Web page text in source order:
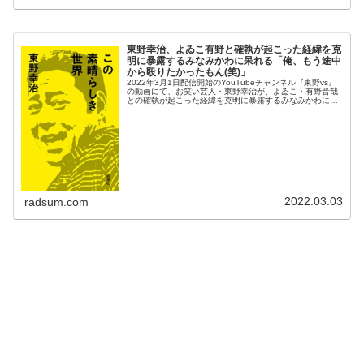
東野幸治、よゐこ有野と確執が起こった経緯を克
明に暴露するみなみかわに呆れる「俺、もう途中
から殴りたかったもん(笑)」
2022年3月1日配信開始のYouTubeチャンネル『東野vs』
の動画にて、お笑い芸人・東野幸治が、よゐこ・有野晋哉
との確執が起こった経緯を克明に暴露するみなみかわに、
radsum.com 2022.03.03